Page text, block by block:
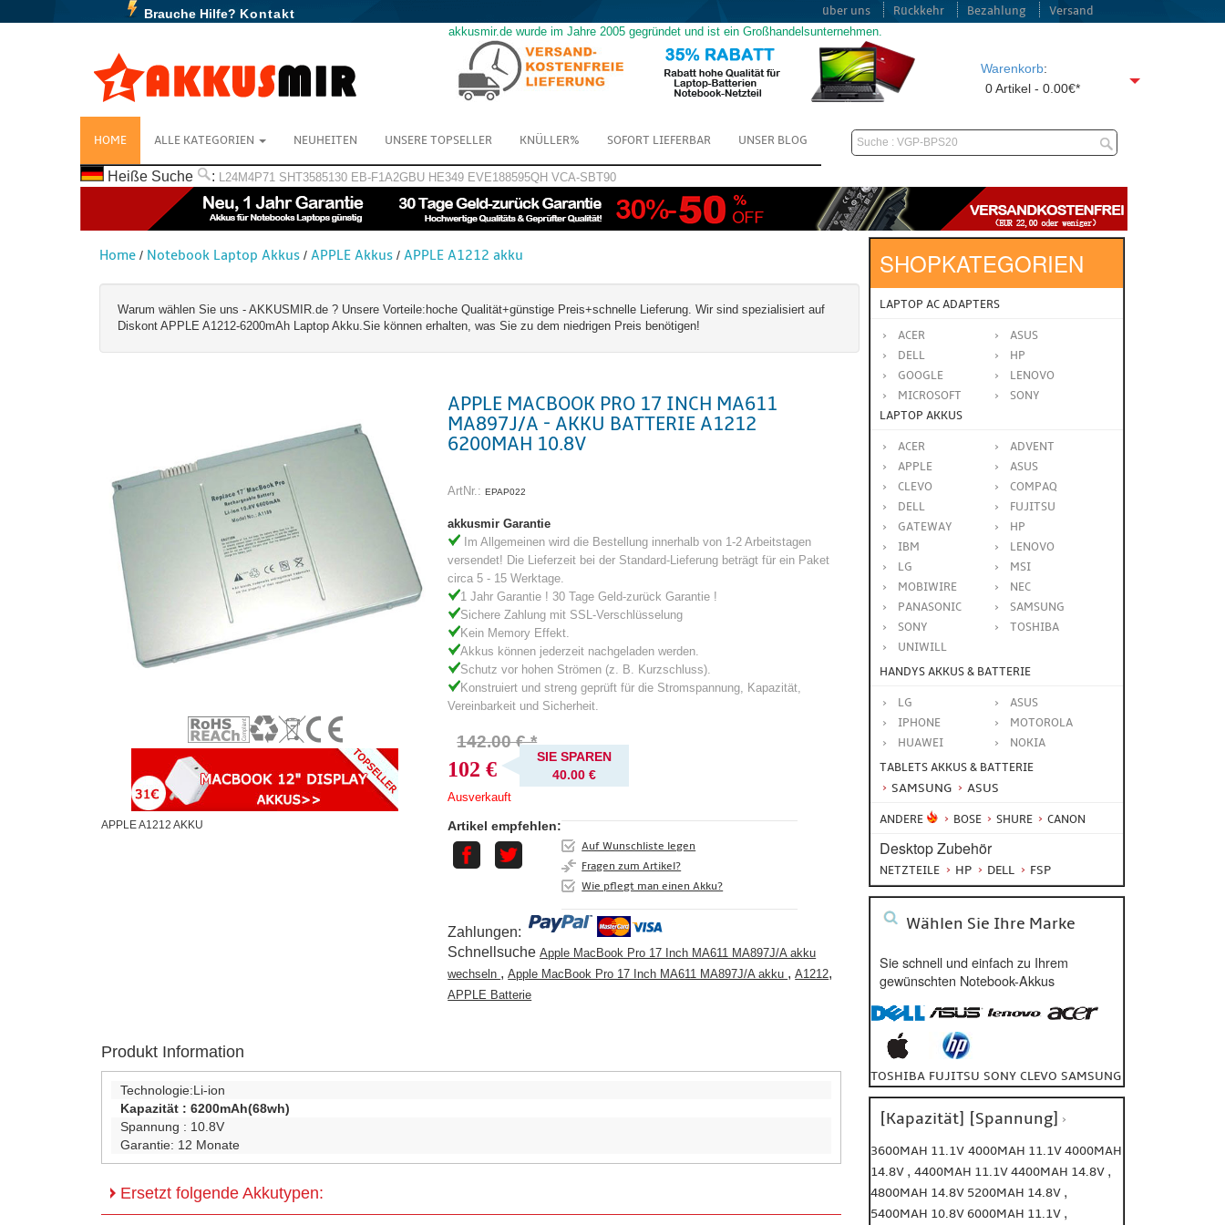
Brauche Hilfe? Kontakt über uns Rückkehr Bezahlung Versand
akkusmir.de wurde im Jahre 2005 gegründet und ist ein Großhandelsunternehmen.
Warenkorb:
0 Artikel - 0.00€*
HOME ALLE KATEGORIEN NEUHEITEN UNSERE TOPSELLER KNÜLLER% SOFORT LIEFERBAR UNSER BLOG
Heiße Suche : L24M4P71 SHT3585130 EB-F1A2GBU HE349 EVE188595QH VCA-SBT90
Home/ Notebook Laptop Akkus/ APPLE Akkus/ APPLE A1212 akku
Warum wählen Sie uns - AKKUSMIR.de ? Unsere Vorteile:hoche Qualität+günstige Preis+schnelle Lieferung. Wir sind spezialisiert auf
Diskont APPLE A1212-6200mAh Laptop Akku.Sie können erhalten, was Sie zu dem niedrigen Preis benötigen!
APPLE A1212 AKKU
APPLE MACBOOK PRO 17 INCH MA611
MA897J/A - AKKU BATTERIE A1212
6200MAH 10.8V
ArtNr.:EPAP022
akkusmir Garantie
Im Allgemeinen wird die Bestellung innerhalb von 1-2 Arbeitstagen
versendet! Die Lieferzeit bei der Standard-Lieferung beträgt für ein Paket
circa 5 - 15 Werktage.
1 Jahr Garantie ! 30 Tage Geld-zurück Garantie !
Sichere Zahlung mit SSL-Verschlüsselung
Kein Memory Effekt.
Akkus können jederzeit nachgeladen werden.
Schutz vor hohen Strömen (z. B. Kurzschluss).
Konstruiert und streng geprüft für die Stromspannung, Kapazität,
Vereinbarkeit und Sicherheit.
142.00 € *
102 €
SIE SPAREN
40.00 €
Ausverkauft
Artikel empfehlen:
Auf Wunschliste legen
Fragen zum Artikel?
Wie pflegt man einen Akku?
Zahlungen:
SchnellsucheApple MacBook Pro 17 Inch MA611 MA897J/A akku
wechseln ,Apple MacBook Pro 17 Inch MA611 MA897J/A akku ,A1212,
APPLE Batterie
Produkt Information
Technologie:Li-ion
Kapazität :6200mAh(68wh)
Spannung : 10.8V
Garantie: 12 Monate
Ersetzt folgende Akkutypen:
SHOPKATEGORIEN
LAPTOP AC ADAPTERS
ACER
ASUS
DELL
HP
GOOGLE
LENOVO
MICROSOFT
SONY
LAPTOP AKKUS
ACER
ADVENT
APPLE
ASUS
CLEVO
COMPAQ
DELL
FUJITSU
GATEWAY
HP
IBM
LENOVO
LG
MSI
MOBIWIRE
NEC
PANASONIC
SAMSUNG
SONY
TOSHIBA
UNIWILL
HANDYS AKKUS & BATTERIE
LG
ASUS
IPHONE
MOTOROLA
HUAWEI
NOKIA
TABLETS AKKUS & BATTERIE
SAMSUNG ASUS
ANDERE BOSE SHURE CANON
Desktop Zubehör
NETZTEILE HP DELL FSP
Wählen Sie Ihre Marke
Sie schnell und einfach zu Ihrem
gewünschten Notebook-Akkus
TOSHIBA FUJITSU SONY CLEVO SAMSUNG
[Kapazität] [Spannung]
3600MAH 11.1V 4000MAH 11.1V4000MAH
14.8V , 4400MAH 11.1V4400MAH 14.8V ,
4800MAH 14.8V 5200MAH 14.8V ,
5400MAH 10.8V6000MAH 11.1V ,